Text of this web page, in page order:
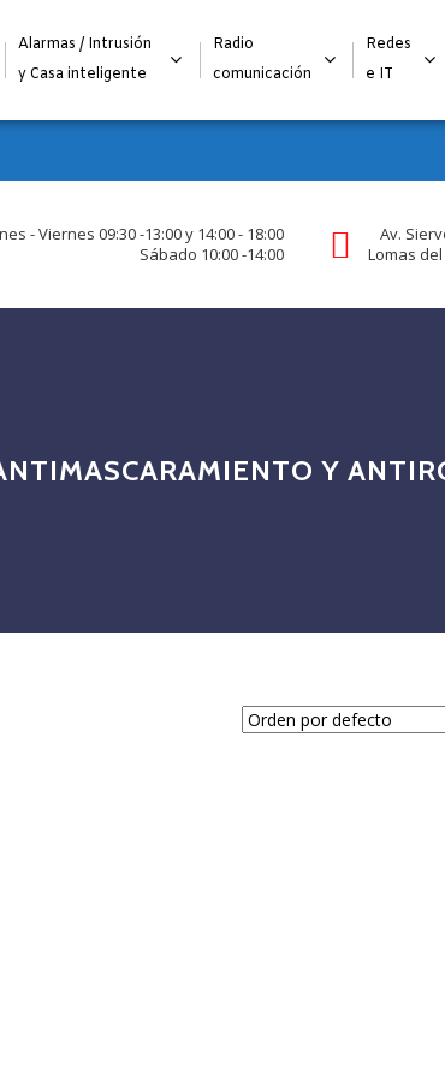
Alarmas / Intrusión
y Casa inteligente
Radio
comunicación
Redes
e IT
Av.
Lomas
- Viernes 09:30 -13:00 y 14:00 - 18:00
Sábado 10:00 -14:00
Y